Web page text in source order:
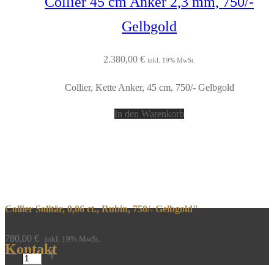
Gelbgold
2.380,00 € inkl. 19% MwSt.
Collier, Kette Anker, 45 cm, 750/- Gelbgold
In den Warenkorb
Collier Solitär, 0,06 ct., Rubin, 750/- Gelbgold"
780,00 € inkl. 19% MwSt.
Collier
Kontakt